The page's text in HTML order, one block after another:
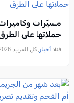
مسيّرات
حملاتها على الطرق
فئة: أخبار , كل العرب, 2026-08-07 10:57:59